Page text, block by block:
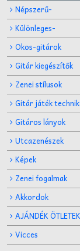
Népszerű-
Különleges-
Okos-gitárok
Gitár kiegészítők
Zenei stílusok
Gitár játék
Gitáros lányok
Utcazenészek
Képek
Zenei fogalmak
Akkordok
AJÁNDÉK ÖTLETEK
Vicces